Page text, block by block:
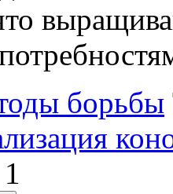
борьбы